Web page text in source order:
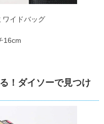
ワイドバッグ
16cm
！ダイソーで見つけ